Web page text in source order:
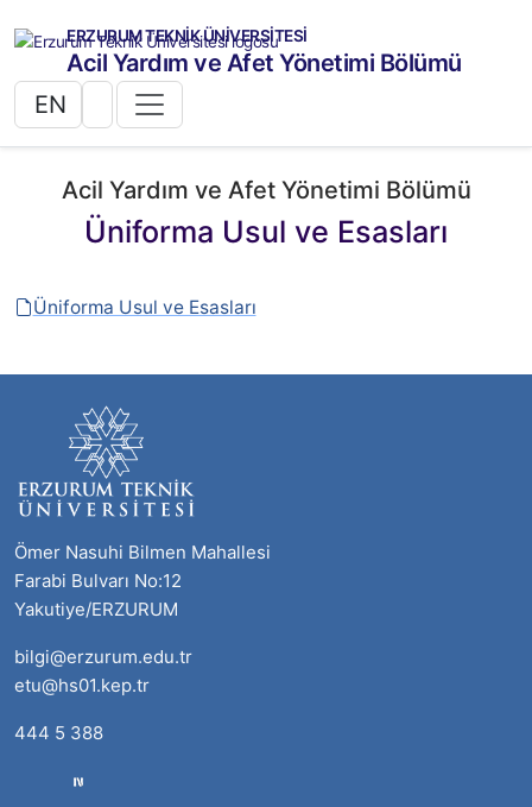
ERZURUM TEKNİK ÜNİVERSİTESİ
Acil Yardım ve Afet Yönetimi Bölümü
EN
Acil Yardım ve Afet Yönetimi Bölümü
Üniforma Usul ve Esasları
Üniforma Usul ve Esasları
Ömer Nasuhi Bilmen Mahallesi
Farabi Bulvarı No:12
Yakutiye/ERZURUM
bilgi@erzurum.edu.tr
etu@hs01.kep.tr
444 5 388